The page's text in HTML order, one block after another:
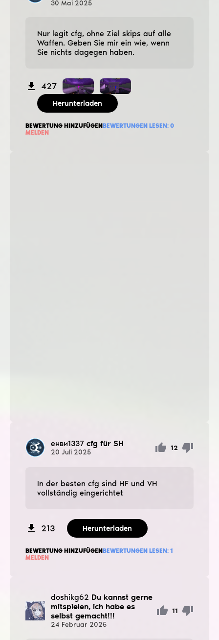
30 Mai 2025
Nur legit cfg, ohne Ziel ѕkips auf alle
Waffen. Geben Sie mir ein wie, wenn
Sie nichts dagegen haben.
427
Herunterladen
BEWERTUNG HINZUFÜGENBEWERTUNGEN LESEN: 0
MELDEN
енви1337 cfg für SH
20 Juli 2025
12
In der besten cfg sind HF und VH
vollständig eingerichtet
213 Herunterladen
BEWERTUNG HINZUFÜGENBEWERTUNGEN LESEN: 1
MELDEN
doshikg62 Du kannst gerne
mitspielen, ich habe es
selbst gemacht!!!
24 Februar 2025
11